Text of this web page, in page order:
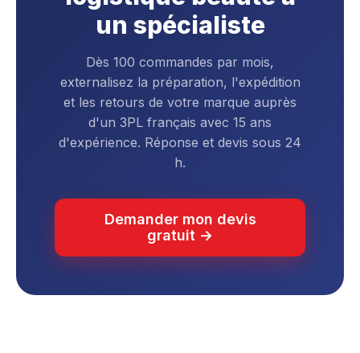
un spécialiste
Dès 100 commandes par mois,
externalisez la préparation, l'expédition
et les retours de votre marque auprès
d'un 3PL français avec 15 ans
d'expérience. Réponse et devis sous 24
h.
Demander mon devis
gratuit →